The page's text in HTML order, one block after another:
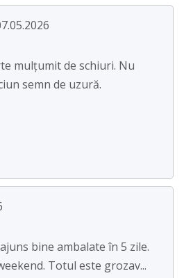
mulțumit de schiuri. Nu
semn de uzură.
bine ambalate în 5 zile.
Totul este grozav...